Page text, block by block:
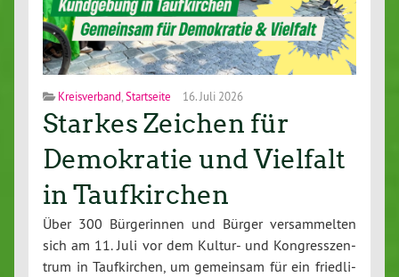
Kreisverband Startseite 16. Juli 2026
Starkes Zeichen für
Demokratie und Vielfalt
in Taufkirchen
Über 300 Bür­ge­rin­nen und Bürger ver­sam­mel­ten
sich am 11. Juli vor dem Kultur- und Kon­gress­zen­
trum in Tauf­kir­chen, um gemeinsam für ein fried­li­